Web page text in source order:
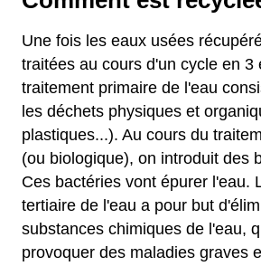
Une fois les eaux usées
traitées au cours d'un cycle en 3
traitement primaire de l'eau
les déchets physiques et
plastiques...). Au cours du
(ou biologique), on introduit des
Ces bactéries vont épurer l'eau.
tertiaire de l'eau a pour but
substances chimiques de l'eau,
provoquer des maladies graves